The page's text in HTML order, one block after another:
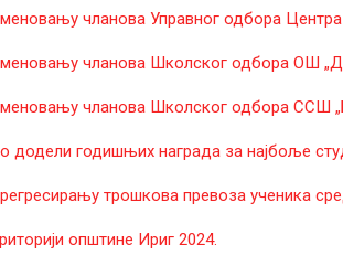
чланова Управног одбора Центра
чланова Школског одбора ОШ
чланова Школског одбора ССШ
додели годишњих награда за најбоље
трошкова превоза ученика
општине Ириг 2024.